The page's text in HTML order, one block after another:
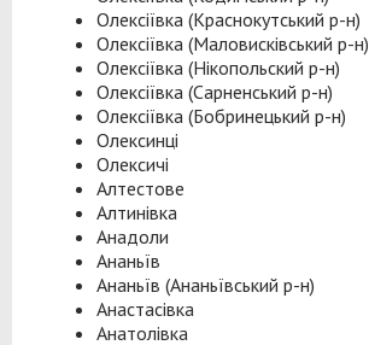
Олексіївка (Краснокутський р-н)
Олексіївка (Маловисківський р-н)
Олексіївка (Нікопольский р-н)
Олексіївка (Сарненський р-н)
Олексіївка (Бобринецький р-н)
Олексинці
Олексичі
Алтестове
Алтинівка
Анадоли
Ананьїв
Ананьїв (Ананьївський р-н)
Анастасівка
Анатолівка